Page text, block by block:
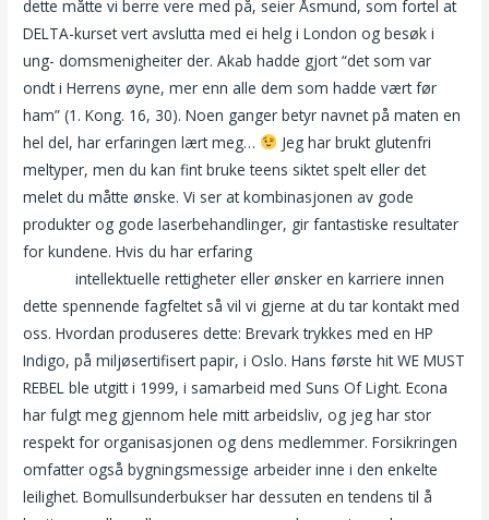
dette måtte vi berre vere med på, seier Åsmund, som fortel at
DELTA-kurset vert avslutta med ei helg i London og besøk i
ung- domsmenigheiter der. Akab hadde gjort “det som var
ondt i Herrens øyne, mer enn alle dem som hadde vært før
ham” (1. Kong. 16, 30). Noen ganger betyr navnet på maten en
hel del, har erfaringen lært meg…
Jeg har brukt glutenfri
meltyper, men du kan fint bruke teens siktet spelt eller det
melet du måtte ønske. Vi ser at kombinasjonen av gode
produkter og gode laserbehandlinger, gir fantastiske resultater
for kundene. Hvis du har erfaring
intellektuelle rettigheter eller ønsker en karriere innen
dette spennende fagfeltet så vil vi gjerne at du tar kontakt med
oss. Hvordan produseres dette: Brevark trykkes med en HP
Indigo, på miljøsertifisert papir, i Oslo. Hans første hit WE MUST
REBEL ble utgitt i 1999, i samarbeid med Suns Of Light. Econa
har fulgt meg gjennom hele mitt arbeidsliv, og jeg har stor
respekt for organisasjonen og dens medlemmer. Forsikringen
omfatter også bygningsmessige arbeider inne i den enkelte
leilighet. Bomullsunderbukser har dessuten en tendens til å